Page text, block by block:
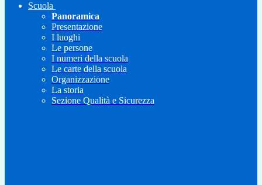
Scuola
Panoramica
Presentazione
I luoghi
Le persone
I numeri della scuola
Le carte della scuola
Organizzazione
La storia
Sezione Qualità e Sicurezza